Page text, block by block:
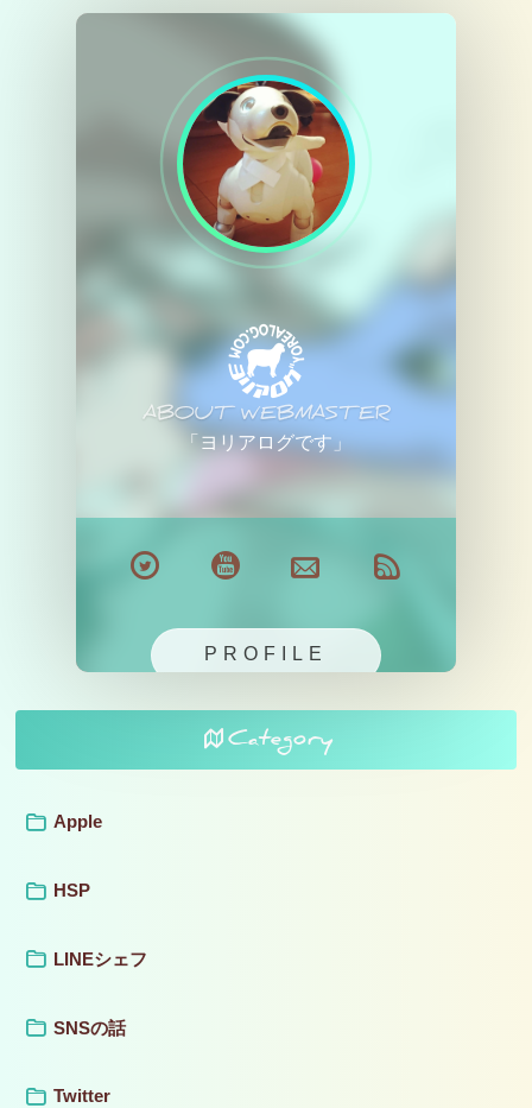
ABOUT WEBMASTER
「ヨリアログです」
PROFILE
Category
Apple
HSP
LINEシェフ
SNSの話
Twitter